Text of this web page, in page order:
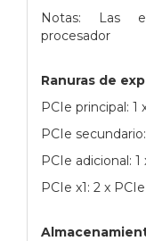
Notas: Las
procesador
Ranuras de
PCIe principal: 1
PCIe
PCIe adicional:
PCIe x1: 2 x